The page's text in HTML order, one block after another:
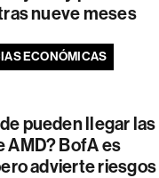
nueve meses
ECONÓMICAS
pueden llegar las
AMD? BofA es
advierte riesgos